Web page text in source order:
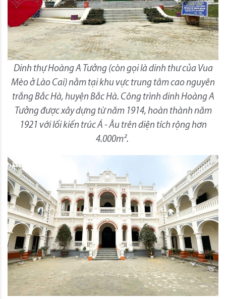
Dinh thự Hoàng A Tưởng (còn gọi là dinh thư của Vua
Mèo ở Lào Cai) nằm tại khu vực trung tâm cao nguyên
trắng Bắc Hà, huyện Bắc Hà. Công trình dinh Hoàng A
Tưởng được xây dựng từ năm 1914, hoàn thành năm
1921 với lối kiến trúc Á - Âu trên diện tích rộng hơn
4.000m².